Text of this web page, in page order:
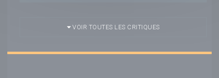
VOIR TOUTES LES CRITIQUES